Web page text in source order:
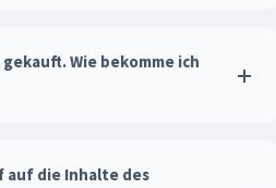
Wie bekomme ich
auf die Inhalte des